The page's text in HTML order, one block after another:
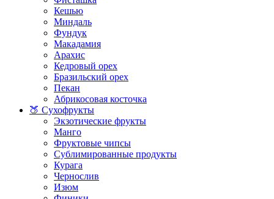
Кешью
Миндаль
Фундук
Макадамия
Арахис
Кедровый орех
Бразильский орех
Пекан
Абрикосовая косточка
🍑 Сухофрукты
Экзотические фрукты
Манго
Фруктовые чипсы
Сублимированные продукты
Курага
Чернослив
Изюм